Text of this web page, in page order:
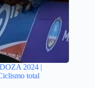
2024 |
total